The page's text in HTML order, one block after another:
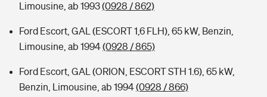
Limousine, ab 1993(0928 / 862)
Ford Escort, GAL (ESCORT 1,6 FLH), 65 kW, Benzin,
Limousine, ab 1994(0928 / 865)
Ford Escort, GAL (ORION, ESCORT STH 1.6), 65 kW,
Benzin, Limousine, ab 1994(0928 / 866)